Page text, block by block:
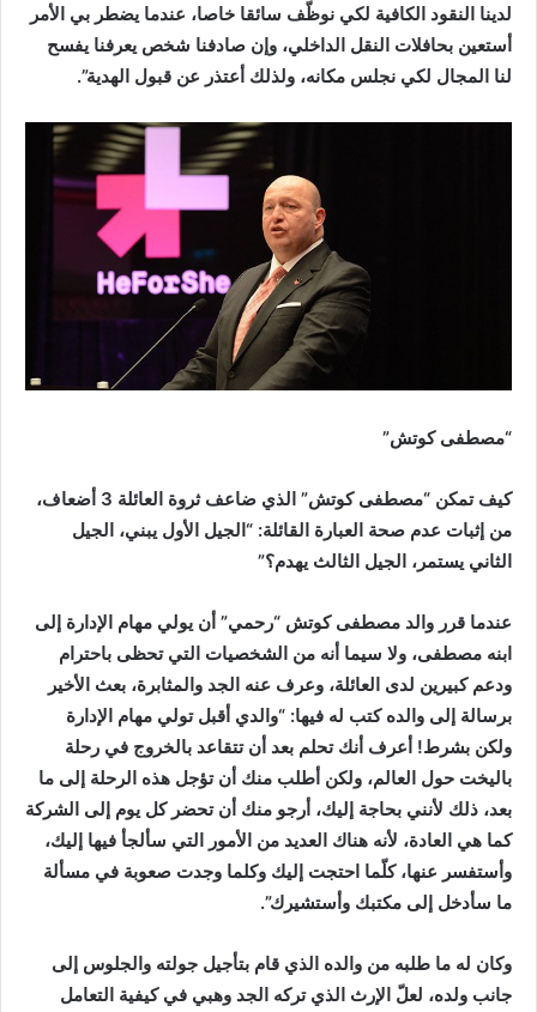
لدينا النقود الكافية لكي نوظّف سائقا خاصا، عندما يضطر بي الأمر
أستعين بحافلات النقل الداخلي، وإن صادفنا شخص يعرفنا يفسح
لنا المجال لكي نجلس مكانه، ولذلك أعتذر عن قبول الهدية”.
“مصطفى كوتش”
كيف تمكن “مصطفى كوتش” الذي ضاعف ثروة العائلة 3 أضعاف،
من إثبات عدم صحة العبارة القائلة: “الجيل الأول يبني، الجيل
الثاني يستمر، الجيل الثالث يهدم؟”
عندما قرر والد مصطفى كوتش “رحمي” أن يولي مهام الإدارة إلى
ابنه مصطفى، ولا سيما أنه من الشخصيات التي تحظى باحترام
ودعم كبيرين لدى العائلة، وعرف عنه الجد والمثابرة، بعث الأخير
برسالة إلى والده كتب له فيها: “والدي أقبل تولي مهام الإدارة
ولكن بشرط! أعرف أنك تحلم بعد أن تتقاعد بالخروج في رحلة
باليخت حول العالم، ولكن أطلب منك أن تؤجل هذه الرحلة إلى ما
بعد، ذلك لأنني بحاجة إليك، أرجو منك أن تحضر كل يوم إلى الشركة
كما هي العادة، لأنه هناك العديد من الأمور التي سألجأ فيها إليك،
وأستفسر عنها، كلّما احتجت إليك وكلما وجدت صعوبة في مسألة
ما سأدخل إلى مكتبك وأستشيرك”.
وكان له ما طلبه من والده الذي قام بتأجيل جولته والجلوس إلى
جانب ولده، لعلّ الإرث الذي تركه الجد وهبي في كيفية التعامل